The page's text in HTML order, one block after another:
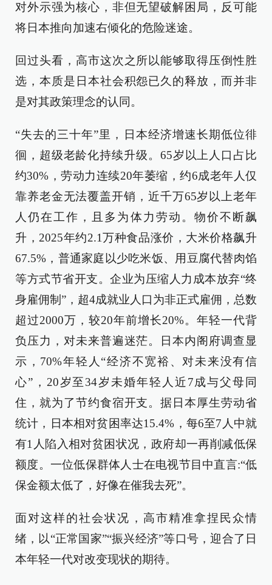
对外示强为核心，非但无望破解困局，反可能
将日本推向加速右倾化的危险迷途。
回过头看，高市这次之所以能够取得压倒性胜
选，本质是日本社会积怨已久的释放，而并非
是对其政策理念的认同。
“失去的三十年”里，日本经济增速长期低位徘
徊，超级老龄化持续升级。65岁以上人口占比
约30%，劳动力连续20年萎缩，约6成老年人仅
靠养老金无法覆盖开销，近千万65岁以上老年
人仍在工作，且多为体力劳动。物价不断飙
升，2025年约2.1万种食品涨价，大米价格飙升
67.5%，普通家庭以少吃米饭、用豆腐代替肉馅
等方式节省开支。企业为压缩人力成本放弃“终
身雇佣制”，超4成就业人口为非正式雇佣，总数
超过2000万，较20年前增长20%。年轻一代背
负压力，对未来普遍迷茫。日本内阁府调查显
示，70%年轻人“经济不宽裕、对未来没有信
心”，20岁至34岁未婚年轻人近7成与父母同
住，就为了节约食宿开支。据日本厚生劳动省
统计，日本相对贫困率达15.4%，每6至7人中就
有1人陷入相对贫困状况，政府却一再削减低保
额度。一位低保群体人士在电视节目中直言:“低
保金额太低了，好像在催我去死”。
面对这样的社会状况，高市精准拿捏民众情
绪，以“正常国家”“振兴经济”等口号，迎合了日
本年轻一代对改变现状的期待。